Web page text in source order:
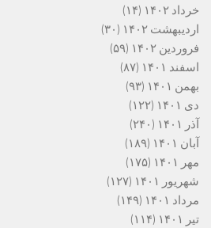
خرداد ۱۴۰۲
(۱۴)
اردیبهشت ۱۴۰۲
(۳۰)
فروردین ۱۴۰۲
(۵۹)
اسفند ۱۴۰۱
(۸۷)
بهمن ۱۴۰۱
(۹۳)
دی ۱۴۰۱
(۱۲۲)
آذر ۱۴۰۱
(۲۴۰)
آبان ۱۴۰۱
(۱۸۹)
مهر ۱۴۰۱
(۱۷۵)
شهریور ۱۴۰۱
(۱۲۷)
مرداد ۱۴۰۱
(۱۴۹)
تیر ۱۴۰۱
(۱۱۴)